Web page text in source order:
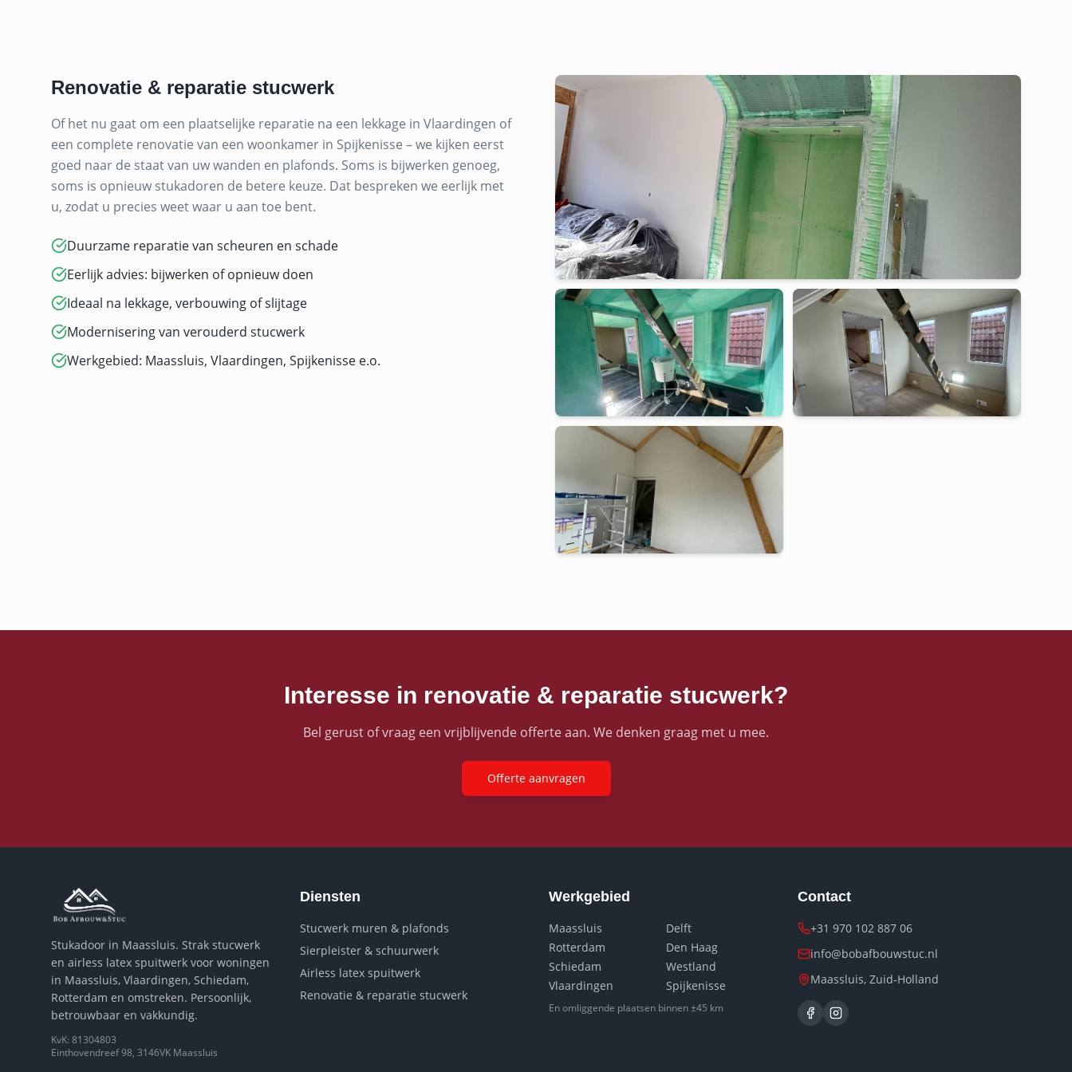
Renovatie & reparatie stucwerk
Of het nu gaat om een plaatselijke reparatie na een lekkage in Vlaardingen of
een complete renovatie van een woonkamer in Spijkenisse – we kijken eerst
goed naar de staat van uw wanden en plafonds. Soms is bijwerken genoeg,
soms is opnieuw stukadoren de betere keuze. Dat bespreken we eerlijk met
u, zodat u precies weet waar u aan toe bent.
Duurzame reparatie van scheuren en schade
Eerlijk advies: bijwerken of opnieuw doen
Ideaal na lekkage, verbouwing of slijtage
Modernisering van verouderd stucwerk
Werkgebied: Maassluis, Vlaardingen, Spijkenisse e.o.
Interesse in renovatie & reparatie stucwerk?
Bel gerust of vraag een vrijblijvende offerte aan. We denken graag met u mee.
Offerte aanvragen
Stukadoor in Maassluis. Strak stucwerk
en airless latex spuitwerk voor woningen
in Maassluis, Vlaardingen, Schiedam,
Rotterdam en omstreken. Persoonlijk,
betrouwbaar en vakkundig.
KvK: 81304803
Einthovendreef 98, 3146VK Maassluis
Diensten
Stucwerk muren & plafonds
Sierpleister & schuurwerk
Airless latex spuitwerk
Renovatie & reparatie stucwerk
Werkgebied
Maassluis
Rotterdam
Schiedam
Vlaardingen
Delft
Den Haag
Westland
Spijkenisse
En omliggende plaatsen binnen ±45 km
Contact
+31 970 102 887 06
info@bobafbouwstuc.nl
Maassluis, Zuid-Holland